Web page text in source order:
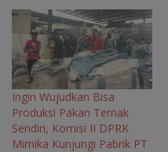
)
Ingin Wujudkan Bisa
Produksi Pakan Ternak
Sendiri, Komisi II DPRK
Mimika Kunjungi Pabrik PT